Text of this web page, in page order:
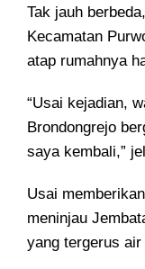
Tak jauh
Kecamatan
atap rumahnya
“Usai kejadian,
Brondongrejo
saya kembali,”
Usai
meninjau
yang tergerus air